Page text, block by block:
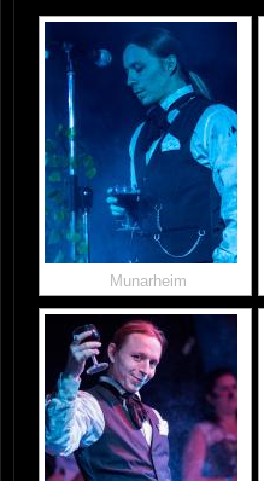
Munarheim